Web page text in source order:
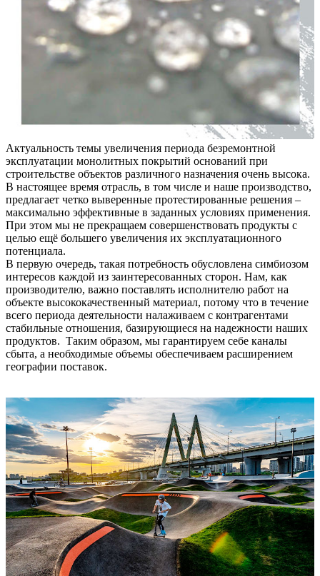
Актуальность темы увеличения периода безремонтной
эксплуатации монолитных покрытий оснований при
строительстве объектов различного назначения очень высока.
В настоящее время отрасль, в том числе и наше производство,
предлагает четко выверенные протестированные решения –
максимально эффективные в заданных условиях применения.
При этом мы не прекращаем совершенствовать продукты с
целью ещё большего увеличения их эксплуатационного
потенциала.
В первую очередь, такая потребность обусловлена симбиозом
интересов каждой из заинтересованных сторон. Нам, как
производителю, важно поставлять исполнителю работ на
объекте высококачественный материал, потому что в течение
всего периода деятельности налаживаем с контрагентами
стабильные отношения, базирующиеся на надежности наших
продуктов. Таким образом, мы гарантируем себе каналы
сбыта, а необходимые объемы обеспечиваем расширением
географии поставок.